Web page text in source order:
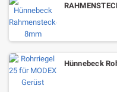
Hünnebeck